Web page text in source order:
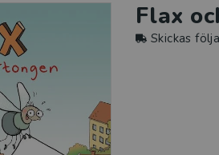
Flax
Skickas